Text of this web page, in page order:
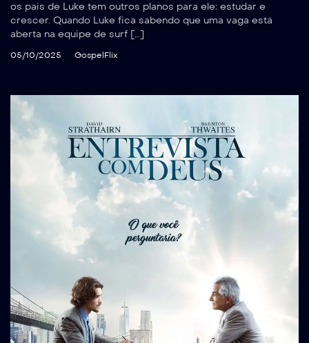
os pais de Luke tem outros planos para ele: estudar e
crescer. Quando Luke fica sabendo que uma vaga está
aberta na equipe de surf […]
05/10/2025 GospelFlix